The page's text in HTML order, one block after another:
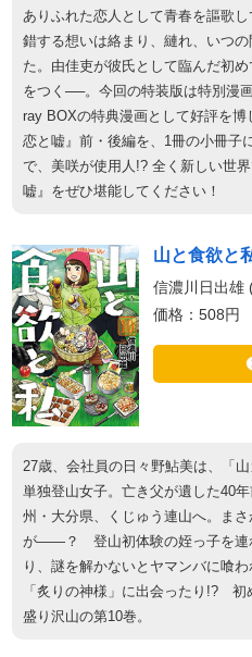
ありふれた恋人として青春を謳歌
錯する想いは絡まり、縺れ、いつ
た。由佳吏が彼氏として臨んだ初
をつく──。今回の特装版は特別漫
ray BOXの特典漫画として好評を
恋と嘘』前・後編を、1冊の小冊子
で、美咲が使用人!? 全く新しい世
嘘』をぜひ堪能してください！
山と食欲と
信濃川日出雄
価格：508円
27歳、会社員の日々野鮎美は、「
単独登山女子。亡き父が遺した40
州・大分県、くじゅう連山へ。ま
が――？ 登山初体験の姪っ子を連
り、謎を解かないとヤマンバに喰
「炙りの神様」に出会ったり!?
盛り沢山の第10巻。